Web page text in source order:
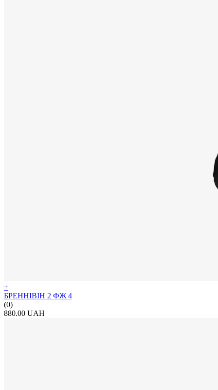
+
БРЕННІВІН 2 ФЖ 4
(0)
880.00 UAH